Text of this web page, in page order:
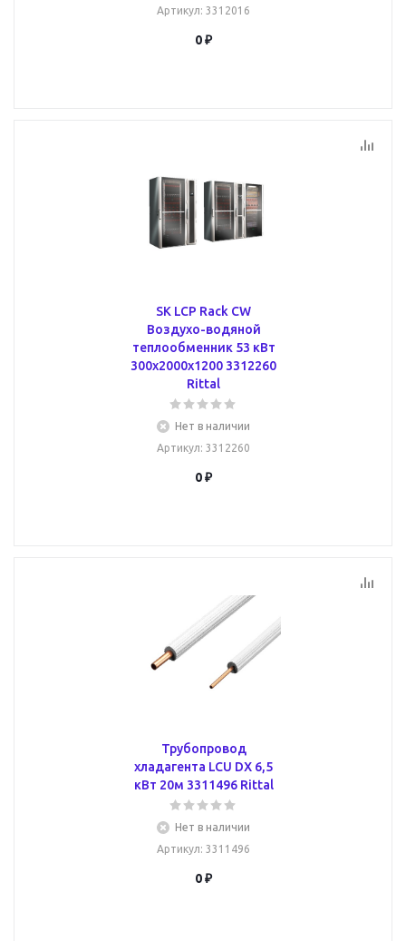
Артикул: 3312016
0 ₽
SK LCP Rack CW
Воздухо-водяной
теплообменник 53 кВт
300x2000x1200 3312260
Rittal
Нет в наличии
Артикул: 3312260
0 ₽
Трубопровод
хладагента LCU DX 6,5
кВт 20м 3311496 Rittal
Нет в наличии
Артикул: 3311496
0 ₽